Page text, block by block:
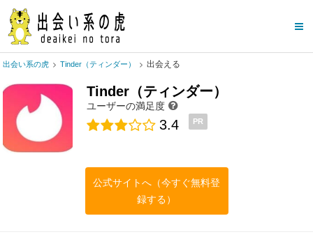
出会い系の虎 Tinder（ティンダー） 出会える
Tinder（ティンダー）
ユーザーの満足度
3.4 PR
公式サイトへ（今すぐ無料登
録する）